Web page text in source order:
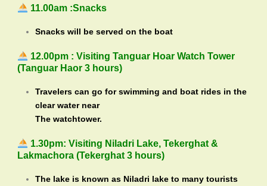
11.00am :Snacks
Snacks will be served on the boat
12.00pm : Visiting Tanguar Hoar Watch Tower
(Tanguar Haor 3 hours)
Travelers can go for swimming and boat rides in the
clear water near
The watchtower.
1.30pm: Visiting Niladri Lake, Tekerghat &
Lakmachora (Tekerghat 3 hours)
The lake is known as Niladri lake to many tourists